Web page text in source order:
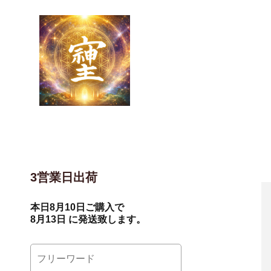
3営業日出荷
本日 8月10日 ご購入で
8月13日 に発送致します。